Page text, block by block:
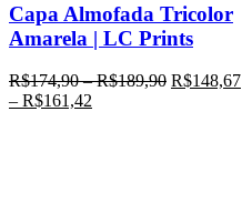
Capa Almofada Tricolor
Amarela | LC Prints
R$174,90–R$189,90 R$148,67
– R$161,42